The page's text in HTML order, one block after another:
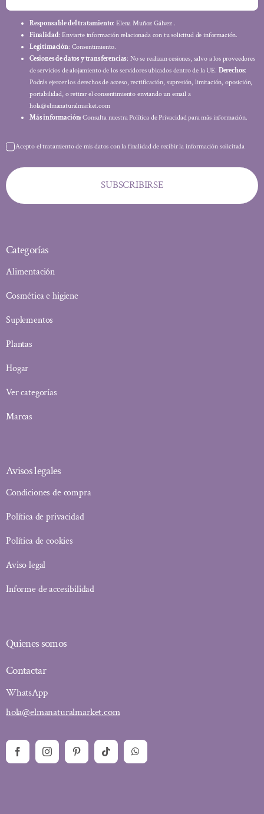
Responsable del tratamiento: Elena Muñoz Gálvez .
Finalidad: Enviarte información relacionada con tu solicitud de información.
Legitimación: Consentimiento.
Cesiones de datos y transferencias: No se realizan cesiones, salvo a los proveedores
de servicios de alojamiento de los servidores ubicados dentro de la UE. Derechos:
Podrás ejercer los derechos de acceso, rectificación, supresión, limitación, oposición,
portabilidad, o retirar el consentimiento enviando un email a
hola@elmanaturalmarket.com
Más información: Consulta nuestra Política de Privacidad para más información.
Acepto el tratamiento de mis datos con la finalidad de recibir la información solicitada
SUBSCRIBIRSE
Categorías
Alimentación
Cosmética e higiene
Suplementos
Plantas
Hogar
Ver categorías
Marcas
Avisos legales
Condiciones de compra
Política de privacidad
Política de cookies
Aviso legal
Informe de accesibilidad
Quienes somos
Contactar
WhatsApp
hola@elmanaturalmarket.com